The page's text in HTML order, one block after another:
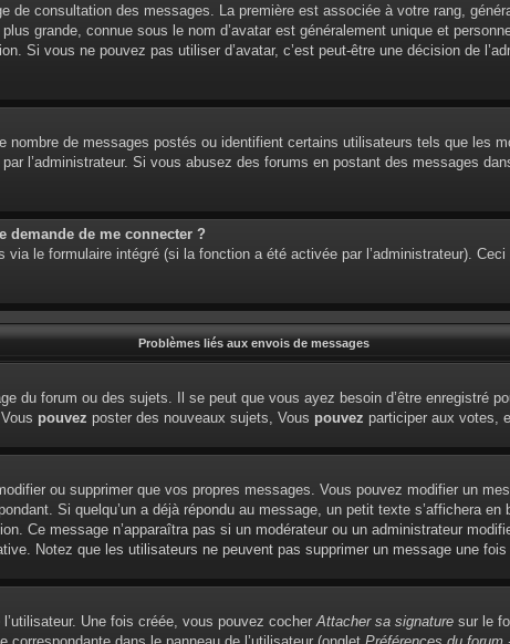
de consultation des messages. La première est associée à votre rang,
grande, connue sous le nom d’avatar est généralement unique et
Si vous ne pouvez pas utiliser d’avatar, c’est peut-être une décision de
nombre de messages postés ou identifient certains utilisateurs tels que les
l’administrateur. Si vous abusez des forums en postant des messages
demande de me connecter ?
le formulaire intégré (si la fonction a été activée par l’administrateur).
Problèmes liés aux envois de messages
du forum ou des sujets. Il se peut que vous ayez besoin d’être enregistré
pouvez poster des nouveaux sujets, Vous pouvez participer aux votes,
ou supprimer que vos propres messages. Vous pouvez modifier un
Si quelqu’un a déjà répondu au message, un petit texte s’affichera
Ce message n’apparaîtra pas si un modérateur ou un administrateur
Notez que les utilisateurs ne peuvent pas supprimer un message une fois
Une fois créée, vous pouvez cocherAttacher sa signature sur le